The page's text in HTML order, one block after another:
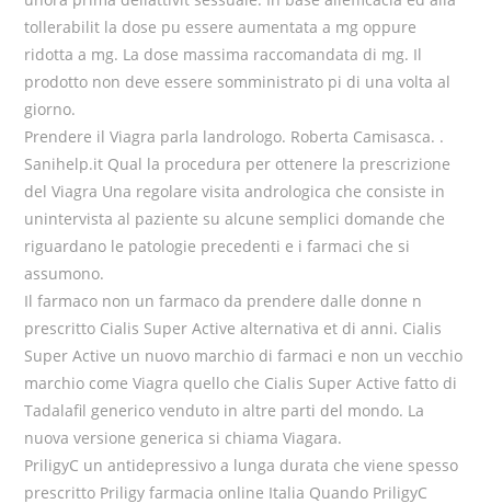
tollerabilit la dose pu essere aumentata a mg oppure
ridotta a mg. La dose massima raccomandata di mg. Il
prodotto non deve essere somministrato pi di una volta al
giorno.
Prendere il Viagra parla landrologo. Roberta Camisasca. .
Sanihelp.it Qual la procedura per ottenere la prescrizione
del Viagra Una regolare visita andrologica che consiste in
unintervista al paziente su alcune semplici domande che
riguardano le patologie precedenti e i farmaci che si
assumono.
Il farmaco non un farmaco da prendere dalle donne n
prescritto Cialis Super Active alternativa et di anni. Cialis
Super Active un nuovo marchio di farmaci e non un vecchio
marchio come Viagra quello che Cialis Super Active fatto di
Tadalafil generico venduto in altre parti del mondo. La
nuova versione generica si chiama Viagara.
PriligyC un antidepressivo a lunga durata che viene spesso
prescritto Priligy farmacia online Italia Quando PriligyC